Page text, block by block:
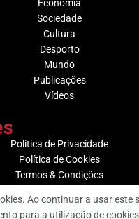
Economia
Sociedade
Cultura
Desporto
Mundo
Publicações
Vídeos
Política de Privacidade
Política de Cookies
Termos & Condições
Ao continuar a usar este
para a utilização de